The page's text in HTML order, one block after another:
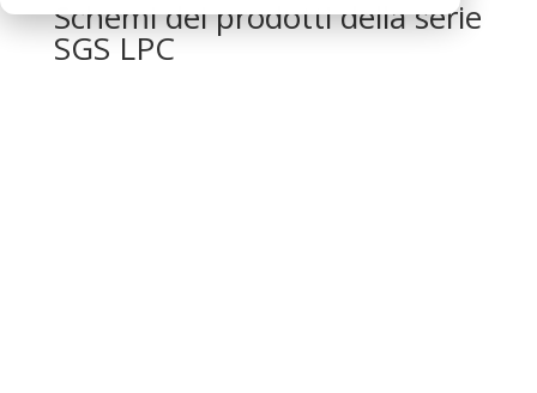
Schemi dei prodotti della serie
SGS LPC